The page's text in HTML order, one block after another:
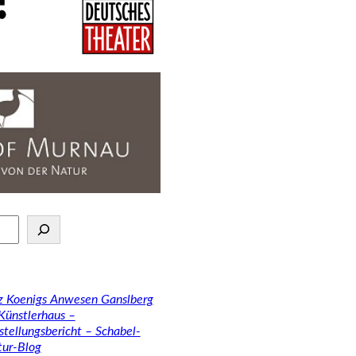
Koenigs Anwesen Ganslberg
–
– Schabel-
Blog